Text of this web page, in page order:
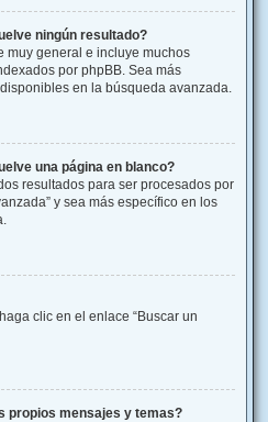
ningún resultado?
muy general e incluye muchos
por phpBB. Sea más
en la búsqueda avanzada.
una página en blanco?
resultados para ser procesados por
y sea más específico en los
clic en el enlace “Buscar un
propios mensajes y temas?